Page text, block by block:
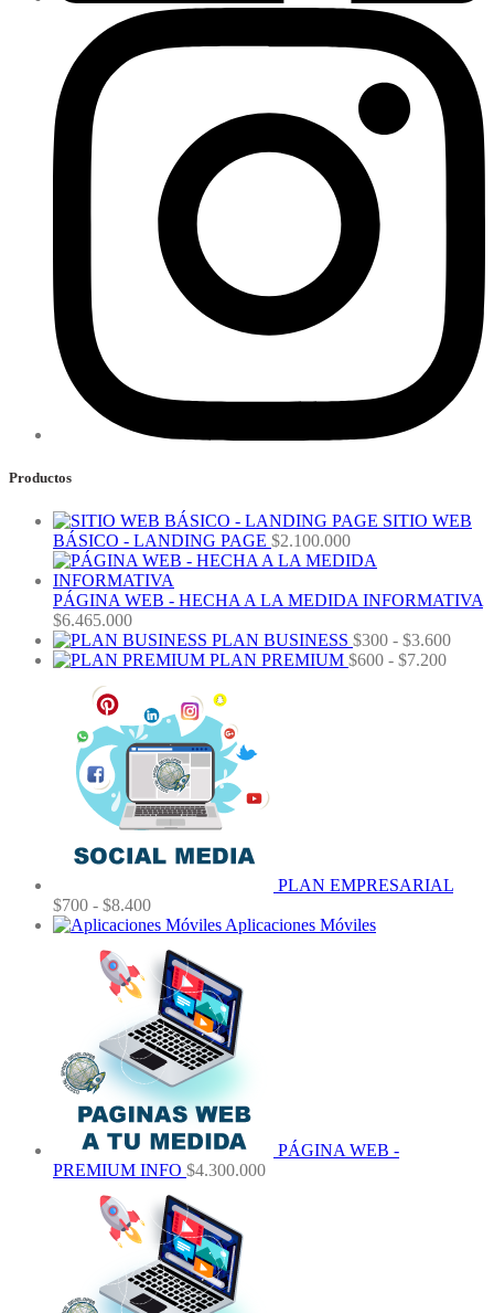
Productos
SITIO WEB
BÁSICO - LANDING PAGE $2.100.000
PÁGINA WEB - HECHA A LA MEDIDA INFORMATIVA
$6.465.000
PLAN BUSINESS $300 - $3.600
PLAN PREMIUM $600 - $7.200Rango
PLAN EMPRESARIAL
$700 - $8.400Rango
de
desde
$700
hasta
$8.400
Aplicaciones Móviles
PÁGINA WEB -
PREMIUM INFO $4.300.000